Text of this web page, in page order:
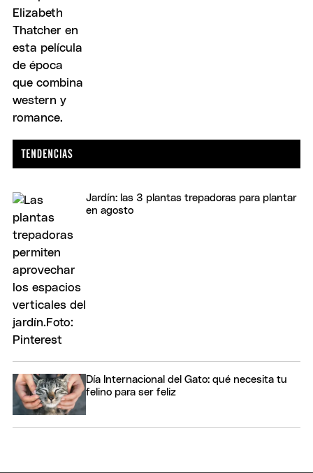
Jardín: las 3 plantas trepadoras para plantar
en agosto
Día Internacional del Gato: qué necesita tu
felino para ser feliz